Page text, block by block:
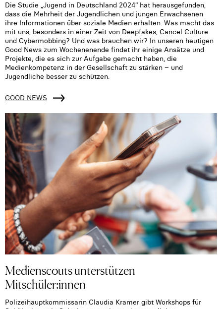
Die Studie „Jugend in Deutschland 2024“ hat herausgefunden,
dass die Mehrheit der Jugendlichen und jungen Erwachsenen
ihre Informationen über soziale Medien erhalten. Was macht das
mit uns, besonders in einer Zeit von Deepfakes, Cancel Culture
und Cybermobbing? Und was brauchen wir? In unseren heutigen
Good News zum Wochenenende findet ihr einige Ansätze und
Projekte, die es sich zur Aufgabe gemacht haben, die
Medienkompetenz in der Gesellschaft zu stärken – und
Jugendliche besser zu schützen.
GOOD NEWS
Medienscouts unterstützen
Mitschüler:innen
Polizeihauptkommissarin Claudia Kramer gibt Workshops für